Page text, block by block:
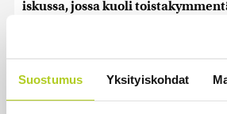
Suostumus Yksityiskohdat
iskussa, jossa kuoli
Harva tajusi Hitlerin
mitä pinnan alla kyti